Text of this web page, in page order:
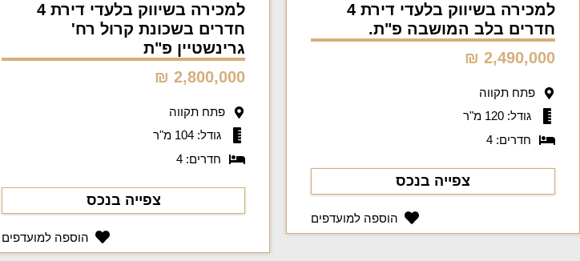
למכירה בשיווק בלעדי דירת 4
חדרים בלב המושבה פ"ת.
2,490,000 ₪
פתח תקווה
גודל: 120 מ"ר
חדרים: 4
צפייה בנכס
הוספה למועדפים
למכירה בשיווק בלעדי דירת 4
חדרים בשכונת קרול רח'
גרינשטיין פ"ת
2,800,000 ₪
פתח תקווה
גודל: 104 מ"ר
חדרים: 4
צפייה בנכס
הוספה למועדפים